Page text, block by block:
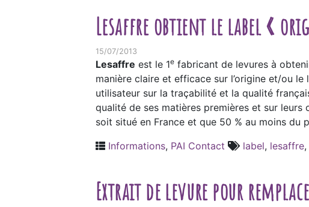
Lesaffre obtient le label «
15/07/2013
Lesaffre est le 1e fabricant de levures à
manière claire et efficace sur l’origine et/ou
utilisateur sur la traçabilité et la qualité
qualité de ses matières premières et sur
soit situé en France et que 50 % au moins du
Informations, PAI Contact label, lesaffre,
Extrait de levure pour